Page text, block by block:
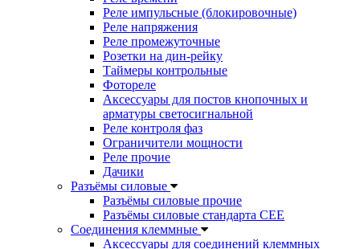
Реле импульсные (блокировочные)
Реле напряжения
Реле промежуточные
Розетки на дин-рейку
Таймеры контрольные
Фотореле
Аксессуары для постов кнопочных и
арматуры светосигнальной
Реле контроля фаз
Ограничители мощности
Реле прочие
Дачики
Разъёмы силовые
Разъёмы силовые прочие
Разъёмы силовые стандарта CEE
Соединения клеммные
Аксессуары для соединений клеммных